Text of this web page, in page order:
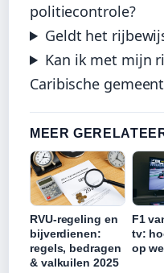
politiecontrole?
Geldt het
Kan ik met mijn
Caribische
MEER
RVU-regeling en
bijverdienen:
regels, bedragen
& valkuilen 2025
F1
tv:
op